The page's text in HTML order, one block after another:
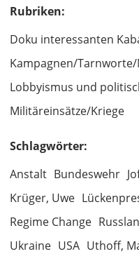
Rubriken:
Doku interessanten
Kampagnen/
Lobbyismus und
Militäreinsätze/Kriege
Schlagwörter:
Anstalt Bundeswehr
Krüger, Uwe
Regime Change
Ukraine USA Uthoff,